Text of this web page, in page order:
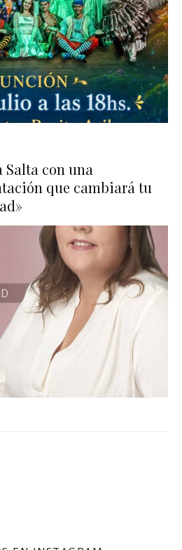
Salta con una
que cambiará tu